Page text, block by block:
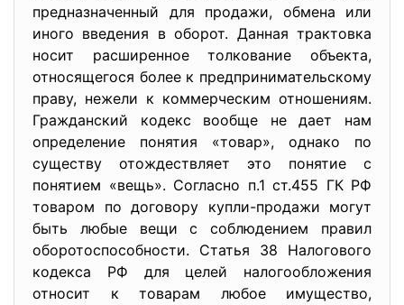
предназначенный для продажи, обмена или
иного введения в оборот. Данная трактовка
носит расширенное толкование объекта,
относящегося более к предпринимательскому
праву, нежели к коммерческим отношениям.
Гражданский кодекс вообще не дает нам
определение понятия «товар», однако по
существу отождествляет это понятие с
понятием «вещь». Согласно п.1 ст.455 ГК РФ
товаром по договору купли-продажи могут
быть любые вещи с соблюдением правил
оборотоспособности. Статья 38 Налогового
кодекса РФ для целей налогообложения
относит к товарам любое имущество,